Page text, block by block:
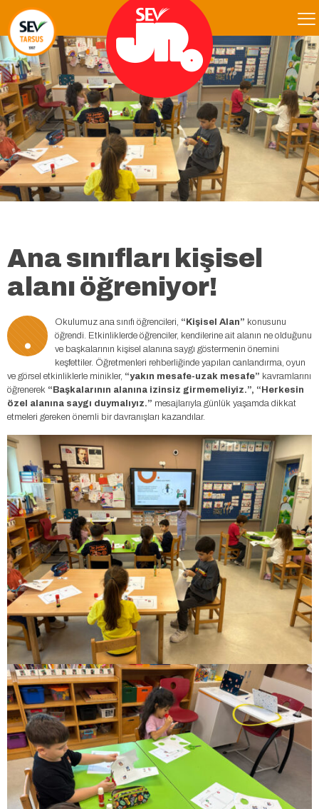
Ana sınıfları kişisel
alanı öğreniyor!
. Okulumuz ana sınıfı öğrencileri, “Kişisel Alan” konusunu
öğrendi. Etkinliklerde öğrenciler, kendilerine ait alanın ne olduğunu
ve başkalarının kişisel alanına saygı göstermenin önemini
keşfettiler. Öğretmenleri rehberliğinde yapılan canlandırma, oyun
ve görsel etkinliklerle minikler, “yakın mesafe-uzak mesafe” kavramlarını
öğrenerek “Başkalarının alanına izinsiz girmemeliyiz.”, “Herkesin
özel alanına saygı duymalıyız.” mesajlarıyla günlük yaşamda dikkat
etmeleri gereken önemli bir davranışları kazandılar.